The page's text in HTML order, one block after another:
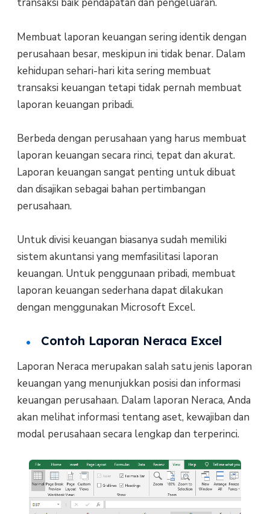
transaksi baik pendapatan dan pengeluaran.
Membuat laporan keuangan sering identik dengan
perusahaan besar, meskipun ini tidak benar. Dalam
kehidupan sehari-hari kita sering membuat
transaksi keuangan tetapi tidak pernah membuat
laporan keuangan pribadi.
Berbeda dengan perusahaan yang harus membuat
laporan keuangan secara rinci, tepat dan akurat.
Laporan keuangan sangat penting untuk dibuat
dan disajikan sebagai bahan pertimbangan
perusahaan.
Untuk divisi keuangan biasanya sudah memiliki
sistem akuntansi yang memfasilitasi laporan
keuangan. Untuk penggunaan pribadi, membuat
laporan keuangan sederhana dapat dilakukan
dengan menggunakan Microsoft Excel.
Contoh Laporan Neraca Excel
Laporan Neraca merupakan salah satu jenis laporan
keuangan yang menunjukkan posisi dan informasi
keuangan perusahaan. Dalam laporan Neraca, Anda
akan melihat informasi tentang aset, kewajiban dan
modal perusahaan secara lengkap dan terperinci.